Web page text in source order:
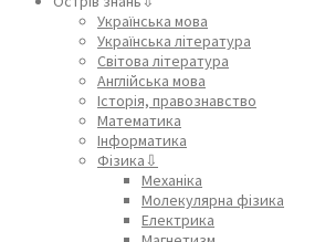
Українська мова
Українська література
Світова література
Англійська мова
Історія, правознавство
Математика
Інформатика
Фізика⇩
Механіка
Молекулярна фізика
Електрика